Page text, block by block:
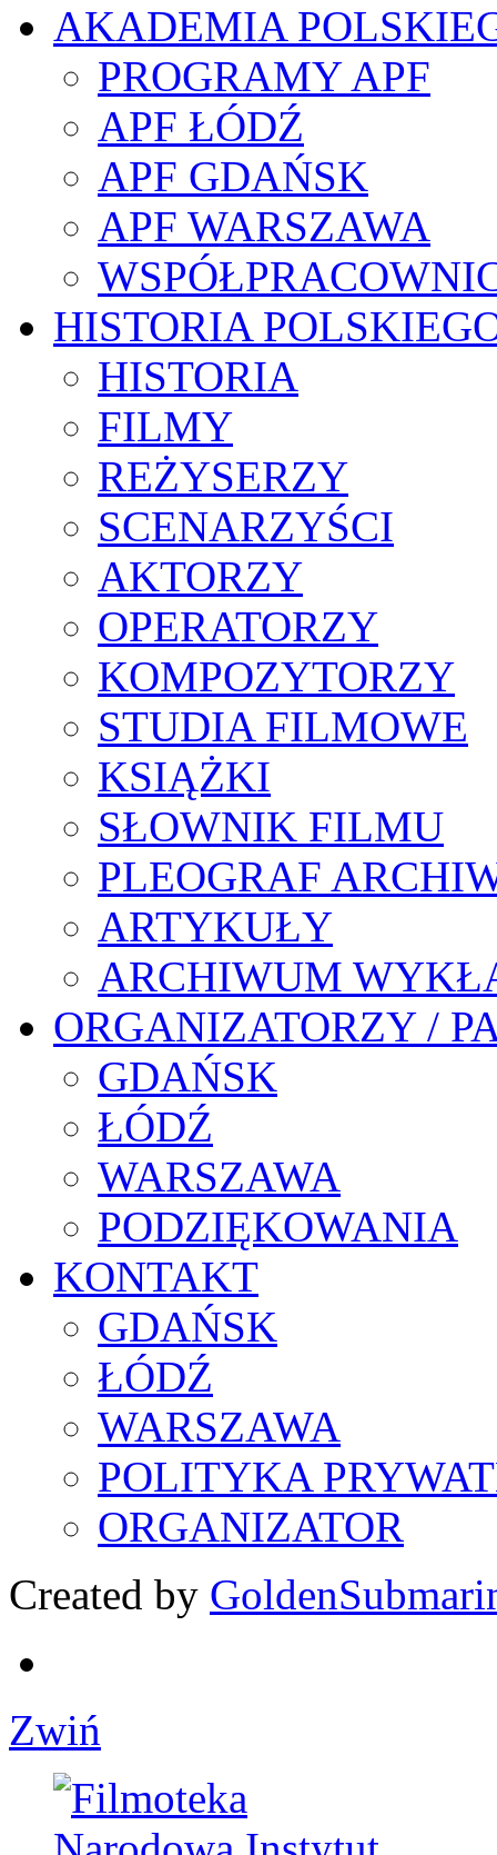
AKADEMIA
PROGRAMY APF
APF ŁÓDŹ
APF GDAŃSK
APF WARSZAWA
HISTORIA
HISTORIA
FILMY
REŻYSERZY
SCENARZYŚCI
AKTORZY
OPERATORZY
KOMPOZYTORZY
STUDIA FILMOWE
KSIĄŻKI
SŁOWNIK FILMU
PLEOGRAF
ARTYKUŁY
ARCHIWUM
ORGANIZATORZY /
GDAŃSK
ŁÓDŹ
WARSZAWA
PODZIĘKOWANIA
KONTAKT
GDAŃSK
ŁÓDŹ
WARSZAWA
POLITYKA
ORGANIZATOR
Created by
Zwiń